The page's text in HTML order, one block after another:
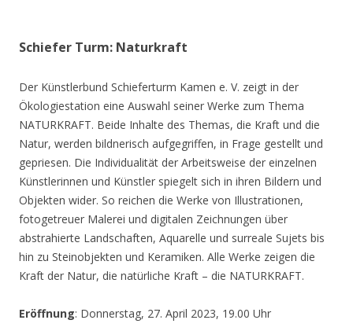
Schiefer Turm: Naturkraft
Der Künstlerbund Schieferturm Kamen e. V. zeigt in der
Ökologiestation eine Auswahl seiner Werke zum Thema
NATURKRAFT. Beide Inhalte des Themas, die Kraft und die
Natur, werden bildnerisch aufgegriffen, in Frage gestellt und
gepriesen. Die Individualität der Arbeitsweise der einzelnen
Künstlerinnen und Künstler spiegelt sich in ihren Bildern und
Objekten wider. So reichen die Werke von Illustrationen,
fotogetreuer Malerei und digitalen Zeichnungen über
abstrahierte Landschaften, Aquarelle und surreale Sujets bis
hin zu Steinobjekten und Keramiken. Alle Werke zeigen die
Kraft der Natur, die natürliche Kraft – die NATURKRAFT.
Eröffnung: Donnerstag, 27. April 2023, 19.00 Uhr